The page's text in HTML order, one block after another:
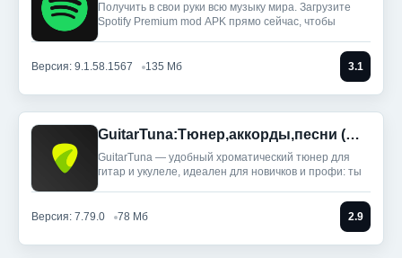
Получить в свои руки всю музыку мира. Загрузите
Spotify Premium mod APK прямо сейчас, чтобы
Версия: 9.1.58.1567 135 Мб 3.1
GuitarTuna:Тюнер,аккорды,песни (Мод, Premium Unlocked)
GuitarTuna — удобный хроматический тюнер для
гитар и укулеле, идеален для новичков и профи: ты
Версия: 7.79.0 78 Мб 2.9